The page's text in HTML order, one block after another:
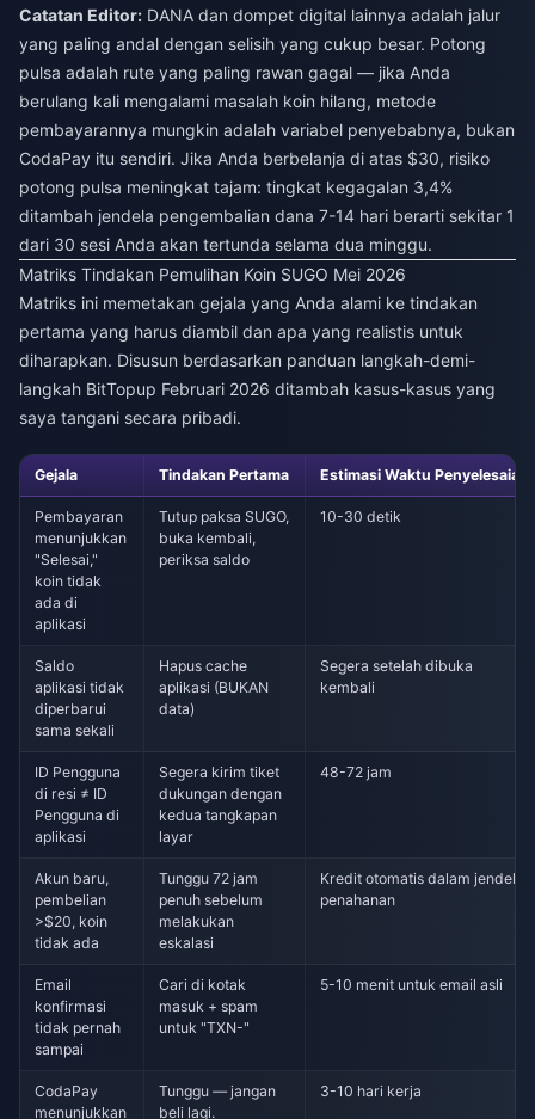
Catatan Editor: DANA dan dompet digital lainnya adalah jalur
yang paling andal dengan selisih yang cukup besar. Potong
pulsa adalah rute yang paling rawan gagal — jika Anda
berulang kali mengalami masalah koin hilang, metode
pembayarannya mungkin adalah variabel penyebabnya, bukan
CodaPay itu sendiri. Jika Anda berbelanja di atas $30, risiko
potong pulsa meningkat tajam: tingkat kegagalan 3,4%
ditambah jendela pengembalian dana 7-14 hari berarti sekitar 1
dari 30 sesi Anda akan tertunda selama dua minggu.
Matriks Tindakan Pemulihan Koin SUGO Mei 2026
Matriks ini memetakan gejala yang Anda alami ke tindakan
pertama yang harus diambil dan apa yang realistis untuk
diharapkan. Disusun berdasarkan panduan langkah-demi-
langkah BitTopup Februari 2026 ditambah kasus-kasus yang
saya tangani secara pribadi.
Gejala Tindakan Pertama Estimasi Waktu Penyelesaian
Pembayaran
menunjukkan
"Selesai,"
koin tidak
ada di
aplikasi
Tutup paksa SUGO,
buka kembali,
periksa saldo
10-30 detik
Saldo
aplikasi tidak
diperbarui
sama sekali
Hapus cache
aplikasi (BUKAN
data)
Segera setelah dibuka
kembali
ID Pengguna
di resi ≠ ID
Pengguna di
aplikasi
Segera kirim tiket
dukungan dengan
kedua tangkapan
layar
48-72 jam
Akun baru,
pembelian
>$20, koin
tidak ada
Tunggu 72 jam
penuh sebelum
melakukan
eskalasi
Kredit otomatis dalam jendela
penahanan
Email
konfirmasi
tidak pernah
sampai
Cari di kotak
masuk + spam
untuk "TXN-"
5-10 menit untuk email asli
CodaPay
menunjukkan
Tunggu — jangan
beli lagi.
3-10 hari kerja